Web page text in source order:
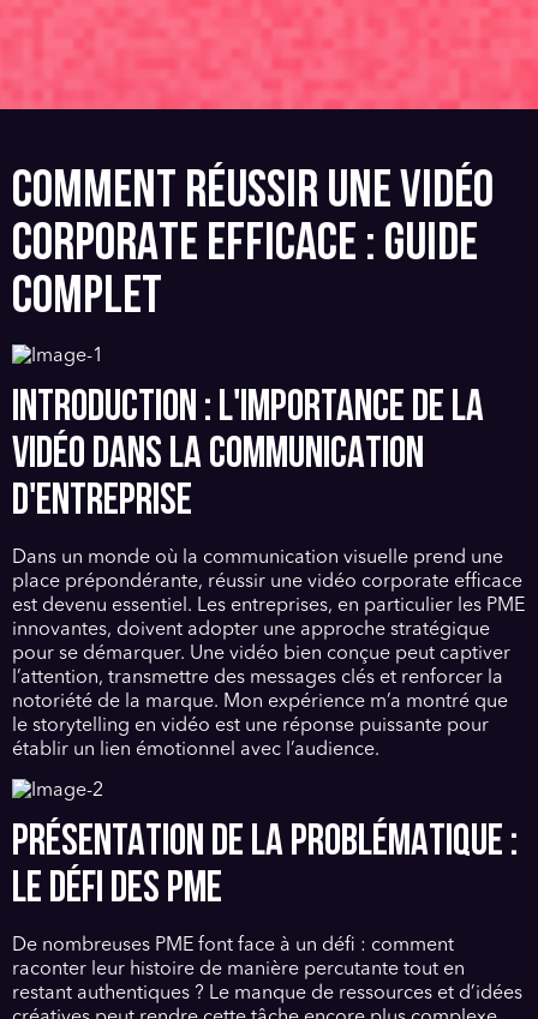
COMMENT RÉUSSIR UNE VIDÉO
CORPORATE EFFICACE : GUIDE
COMPLET
INTRODUCTION : L'IMPORTANCE DE LA
VIDÉO DANS LA COMMUNICATION
D'ENTREPRISE
Dans un monde où la communication visuelle prend une
place prépondérante, réussir une vidéo corporate efficace
est devenu essentiel. Les entreprises, en particulier les PME
innovantes, doivent adopter une approche stratégique
pour se démarquer. Une vidéo bien conçue peut captiver
l’attention, transmettre des messages clés et renforcer la
notoriété de la marque. Mon expérience m’a montré que
le storytelling en vidéo est une réponse puissante pour
établir un lien émotionnel avec l’audience.
PRÉSENTATION DE LA PROBLÉMATIQUE :
LE DÉFI DES PME
De nombreuses PME font face à un défi : comment
raconter leur histoire de manière percutante tout en
restant authentiques ? Le manque de ressources et d’idées